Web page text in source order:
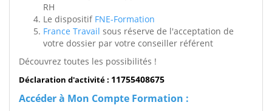
RH
Le dispositif FNE-Formation
France Travail sous réserve de l'acceptation de
votre dossier par votre conseiller référent
Découvrez toutes les possibilités !
Déclaration d'activité : 11755408675
Accéder à Mon Compte Formation :